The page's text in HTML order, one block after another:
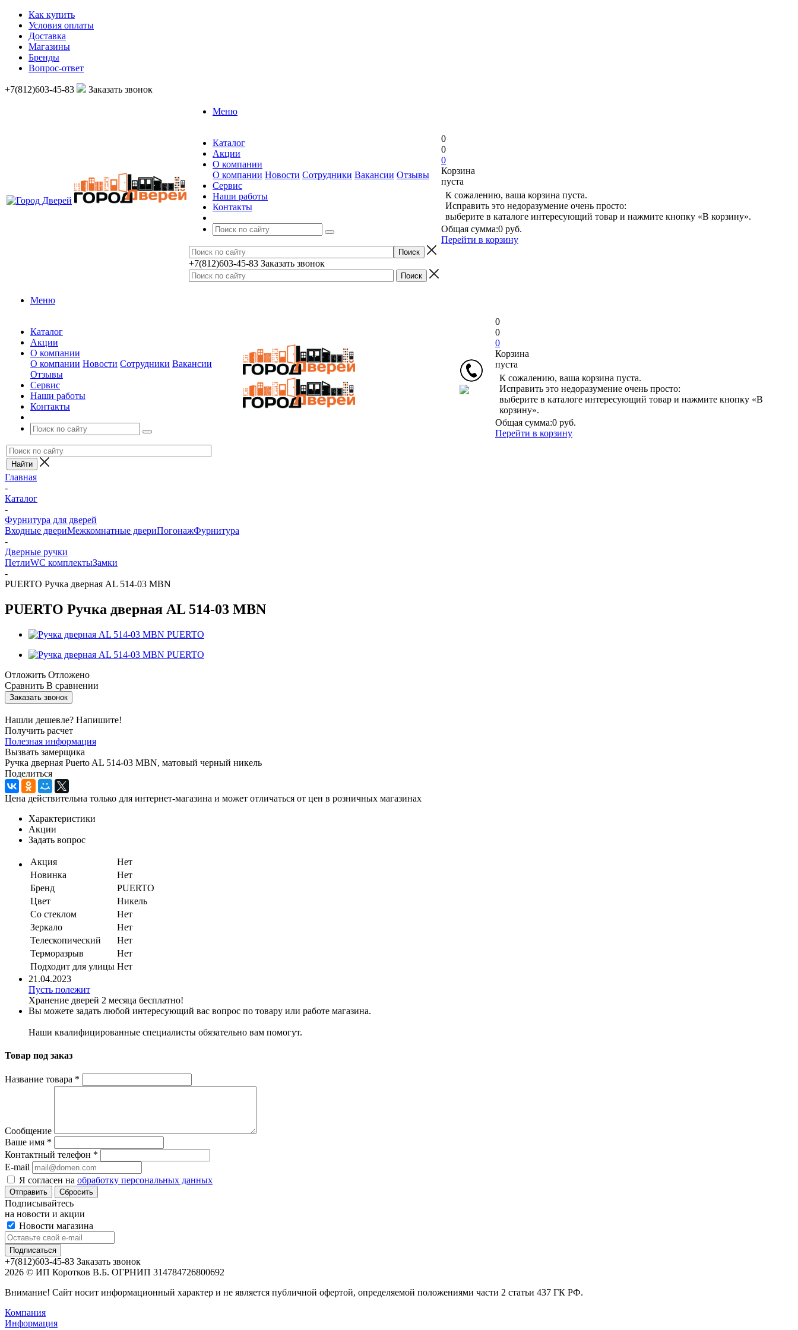
Как купить
Условия оплаты
Доставка
Магазины
Бренды
Вопрос-ответ
+7(812)603-45-83 Заказать звонок
Меню
Каталог
Акции
О компании
О компании Новости Сотрудники Вакансии Отзывы
Сервис
Наши работы
Контакты
+7(812)603-45-83 Заказать звонок
0
0
0
Корзина
пуста
К сожалению, ваша корзина пуста.
Исправить это недоразумение очень просто:
выберите в каталоге интересующий товар и нажмите кнопку «В корзину».
Общая сумма:0 руб.
Перейти в корзину
Меню
Каталог
Акции
О компании
О компании Новости Сотрудники Вакансии
Отзывы
Сервис
Наши работы
Контакты
0
0
0
Корзина
пуста
К сожалению, ваша корзина пуста.
Исправить это недоразумение очень просто:
выберите в каталоге интересующий товар и нажмите кнопку «В
корзину».
Общая сумма:0 руб.
Перейти в корзину
Главная
-
Каталог
-
Фурнитура для дверей
Входные двериМежкомнатные двериПогонажФурнитура
-
Дверные ручки
ПетлиWC комплектыЗамки
-
PUERTO Ручка дверная AL 514-03 MBN
PUERTO Ручка дверная AL 514-03 MBN
Отложить Отложено
Сравнить В сравнении
Заказать звонок
Нашли дешевле? Напишите!
Получить расчет
Полезная информация
Вызвать замерщика
Ручка дверная Puerto AL 514-03 MBN, матовый черный никель
Поделиться
Цена действительна только для интернет-магазина и может отличаться от цен в розничных магазинах
Характеристики
Акции
Задать вопрос
Акция
Нет
Новинка
Нет
Бренд
PUERTO
Цвет
Никель
Со стеклом
Нет
Зеркало
Нет
Телескопический
Нет
Терморазрыв
Нет
Подходит для улицы Нет
21.04.2023
Пусть полежит
Хранение дверей 2 месяца бесплатно!
Вы можете задать любой интересующий вас вопрос по товару или работе магазина.
Наши квалифицированные специалисты обязательно вам помогут.
Товар под заказ
Название товара *
Сообщение
Ваше имя *
Контактный телефон *
E-mail
Я согласен на обработку персональных данных
Сбросить
Подписывайтесь
на новости и акции
Новости магазина
+7(812)603-45-83 Заказать звонок
2026 © ИП Коротков В.Б. ОГРНИП 314784726800692
Внимание! Сайт носит информационный характер и не является публичной офертой, определяемой положениями части 2 статьи 437 ГК РФ.
Компания
Информация